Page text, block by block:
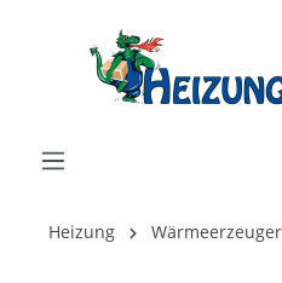
Heizung Wärmeerzeuger